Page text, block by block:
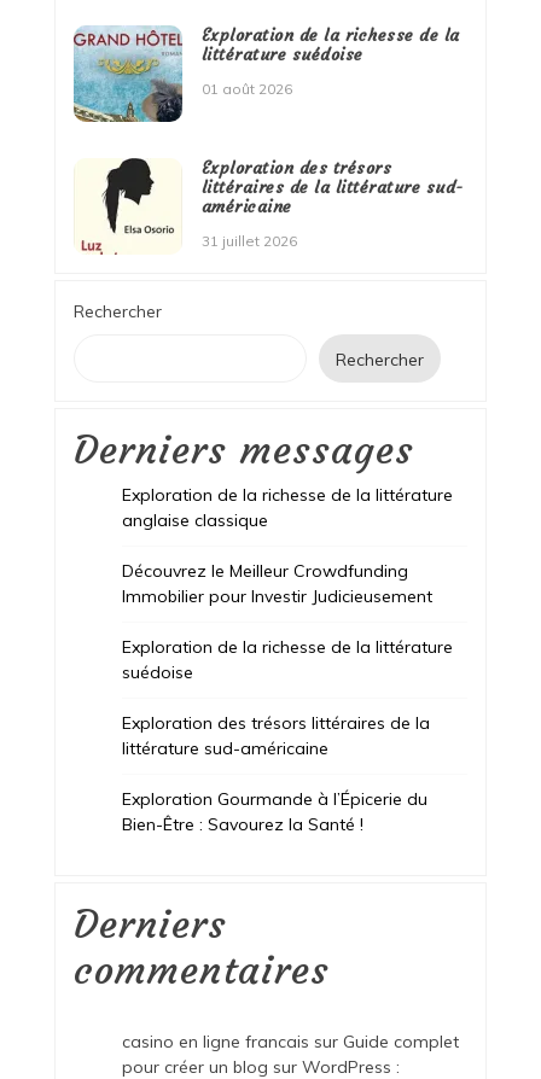
Exploration de la richesse de la
littérature suédoise
01 août 2026
Exploration des trésors
littéraires de la littérature sud-
américaine
31 juillet 2026
Rechercher
Rechercher
Derniers messages
Exploration de la richesse de la littérature
anglaise classique
Découvrez le Meilleur Crowdfunding
Immobilier pour Investir Judicieusement
Exploration de la richesse de la littérature
suédoise
Exploration des trésors littéraires de la
littérature sud-américaine
Exploration Gourmande à l’Épicerie du
Bien-Être : Savourez la Santé !
Derniers
commentaires
casino en ligne francais sur Guide complet
pour créer un blog sur WordPress :